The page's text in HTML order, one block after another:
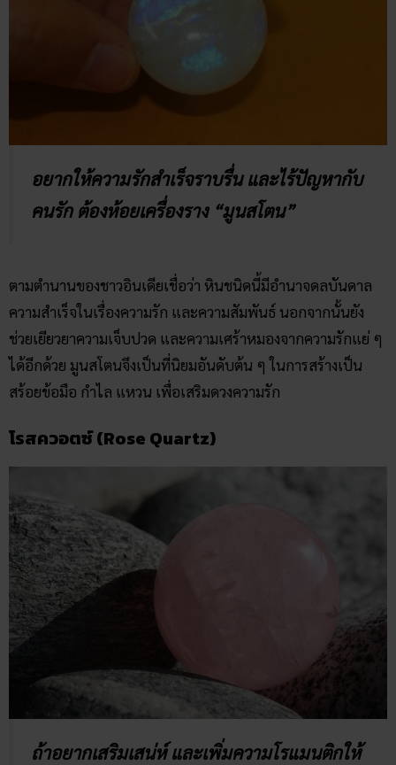
อยากให้ความรักสำเร็จราบรื่น และไร้ปัญหากับ
คนรัก ต้องห้อยเครื่องราง “มูนสโตน”
ตามตำนานของชาวอินเดียเชื่อว่า หินชนิดนี้มีอำนาจดลบันดาล
ความสำเร็จในเรื่องความรัก และความสัมพันธ์ นอกจากนั้นยัง
ช่วยเยียวยาความเจ็บปวด และความเศร้าหมองจากความรักแย่ ๆ
ได้อีกด้วย มูนสโตนจึงเป็นที่นิยมอันดับต้น ๆ ในการสร้างเป็น
สร้อยข้อมือ กำไล แหวน เพื่อเสริมดวงความรัก
โรสควอตซ์ (Rose Quartz)
ถ้าอยากเสริมเสน่ห์ และเพิ่มความโรแมนติกให้